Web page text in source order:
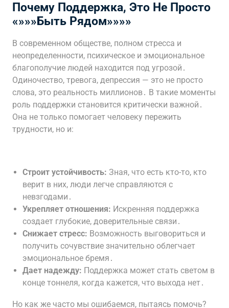
Почему Поддержка, Это Не Просто
«»»»Быть Рядом»»»»
В современном обществе, полном стресса и
неопределенности, психическое и эмоциональное
благополучие людей находится под угрозой․
Одиночество, тревога, депрессия — это не просто
слова, это реальность миллионов․ В такие моменты
роль поддержки становится критически важной․
Она не только помогает человеку пережить
трудности, но и:
Строит устойчивость: Зная, что есть кто-то, кто
верит в них, люди легче справляются с
невзгодами․
Укрепляет отношения: Искренняя поддержка
создает глубокие, доверительные связи․
Снижает стресс: Возможность выговориться и
получить сочувствие значительно облегчает
эмоциональное бремя․
Дает надежду: Поддержка может стать светом в
конце тоннеля, когда кажется, что выхода нет․
Но как же часто мы ошибаемся, пытаясь помочь?